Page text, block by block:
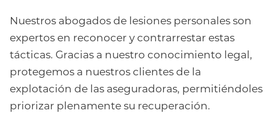
Nuestros abogados de lesiones personales son
expertos en reconocer y contrarrestar estas
tácticas. Gracias a nuestro conocimiento legal,
protegemos a nuestros clientes de la
explotación de las aseguradoras, permitiéndoles
priorizar plenamente su recuperación.